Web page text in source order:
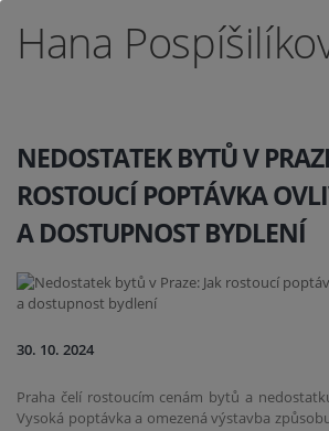
Hana
NEDOSTATEK BYTŮ V
ROSTOUCÍ POPTÁVKA
A DOSTUPNOST BYDLENÍ
30. 10. 2024
Praha čelí rostoucím cenám bytů a
Vysoká poptávka a omezená výstavba